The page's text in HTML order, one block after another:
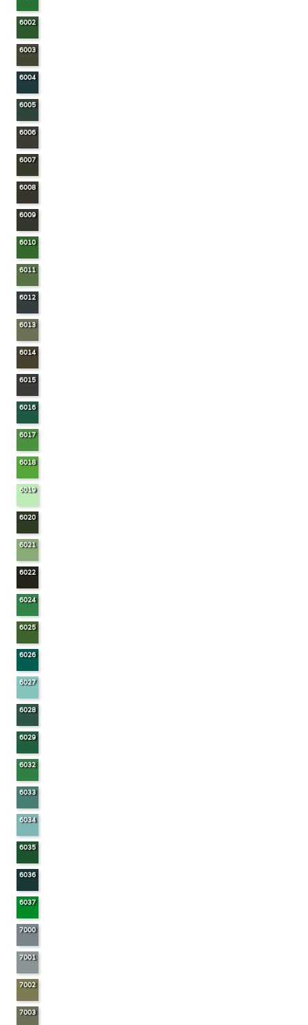
6002
6003
6004
6005
6006
6007
6008
6009
6010
6011
6012
6013
6014
6015
6016
6017
6018
6019
6020
6021
6022
6024
6025
6026
6027
6028
6029
6032
6033
6034
6035
6036
6037
7000
7001
7002
7003